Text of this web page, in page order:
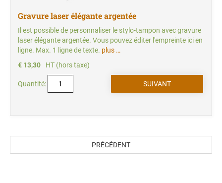
Gravure laser élégante argentée
Il est possible de personnaliser le stylo-tampon avec gravure
laser élégante argentée. Vous pouvez éditer l'empreinte ici en
ligne. Max. 1 ligne de texte. plus …
€ 13,30
HT (hors taxe)
Quantité:
PRÉCÉDENT